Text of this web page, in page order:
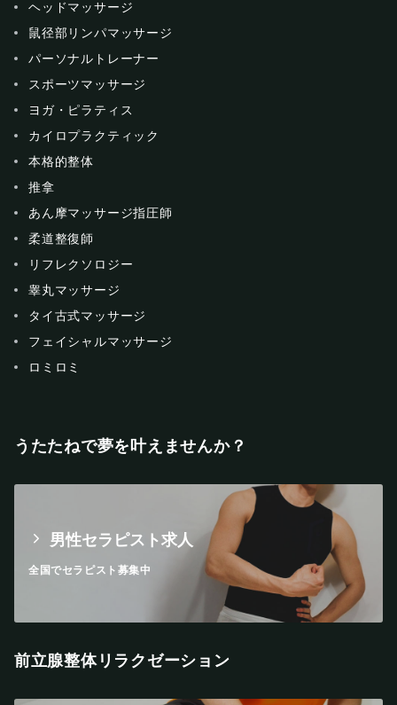
ヘッドマッサージ
鼠径部リンパマッサージ
パーソナルトレーナー
スポーツマッサージ
ヨガ・ピラティス
カイロプラクティック
本格的整体
推拿
あん摩マッサージ指圧師
柔道整復師
リフレクソロジー
睾丸マッサージ
タイ古式マッサージ
フェイシャルマッサージ
ロミロミ
うたたねで夢を叶えませんか？
男性セラピスト求人
全国でセラピスト募集中
前立腺整体リラクゼーション